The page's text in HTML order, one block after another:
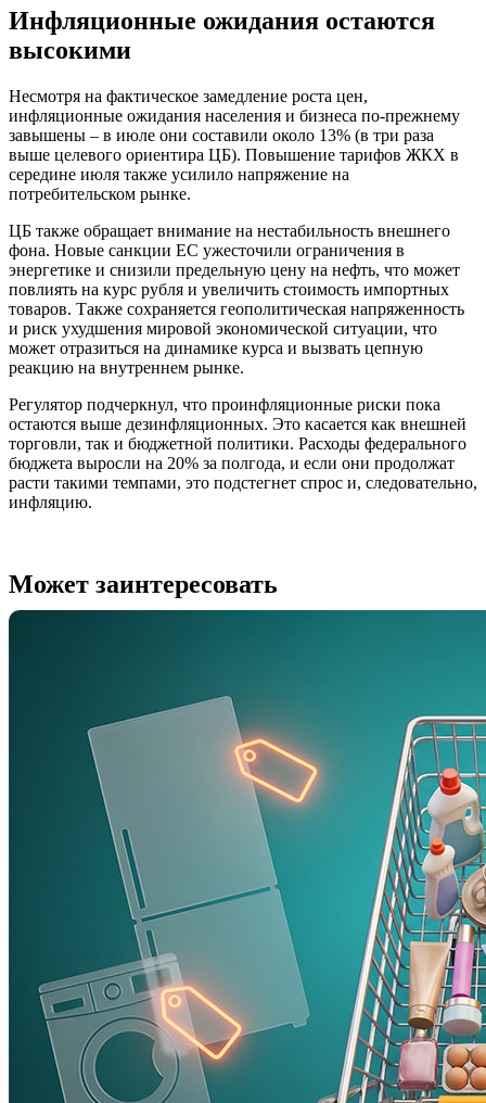
Инфляционные ожидания остаются
высокими
Несмотря на фактическое замедление роста цен,
инфляционные ожидания населения и бизнеса по-прежнему
завышены – в июле они составили около 13% (в три раза
выше целевого ориентира ЦБ). Повышение тарифов ЖКХ в
середине июля также усилило напряжение на
потребительском рынке.
ЦБ также обращает внимание на нестабильность внешнего
фона. Новые санкции ЕС ужесточили ограничения в
энергетике и снизили предельную цену на нефть, что может
повлиять на курс рубля и увеличить стоимость импортных
товаров. Также сохраняется геополитическая напряженность
и риск ухудшения мировой экономической ситуации, что
может отразиться на динамике курса и вызвать цепную
реакцию на внутреннем рынке.
Регулятор подчеркнул, что проинфляционные риски пока
остаются выше дезинфляционных. Это касается как внешней
торговли, так и бюджетной политики. Расходы федерального
бюджета выросли на 20% за полгода, и если они продолжат
расти такими темпами, это подстегнет спрос и, следовательно,
инфляцию.
Может заинтересовать